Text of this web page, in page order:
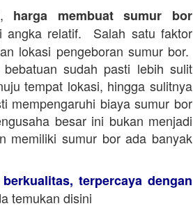
harga membuat sumur bor
angka relatif. Salah satu faktor
lokasi pengeboran sumur bor.
sudah pasti lebih sulit
tempat lokasi, hingga sulitnya
mempengaruhi biaya sumur bor
besar ini bukan menjadi
memiliki sumur bor ada banyak
terpercaya dengan
temukan disini